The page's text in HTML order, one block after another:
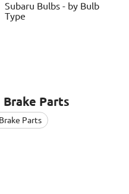
Subaru Bulbs - by Bulb
Type
Brake Parts
Parts